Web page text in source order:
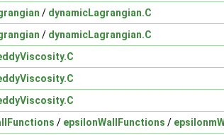
/ dynamicLagrangian.C
/ dynamicLagrangian.C
/ epsilonWallFunctions /